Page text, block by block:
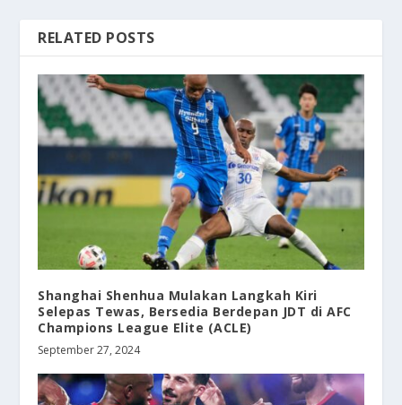
RELATED POSTS
Shanghai Shenhua Mulakan Langkah Kiri
Selepas Tewas, Bersedia Berdepan JDT di AFC
Champions League Elite (ACLE)
September 27, 2024